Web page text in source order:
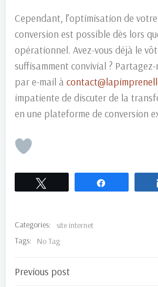
Cependant, l’optimisation de
conversion est possible dès lors
opérationnel. Avez-vous déjà le
suffisamment convivial ?
par e-mail à
impatiente de discuter de la
en une plateforme de conversion
Categories:
site internet
Tags:
No Tag
Post
Previous post